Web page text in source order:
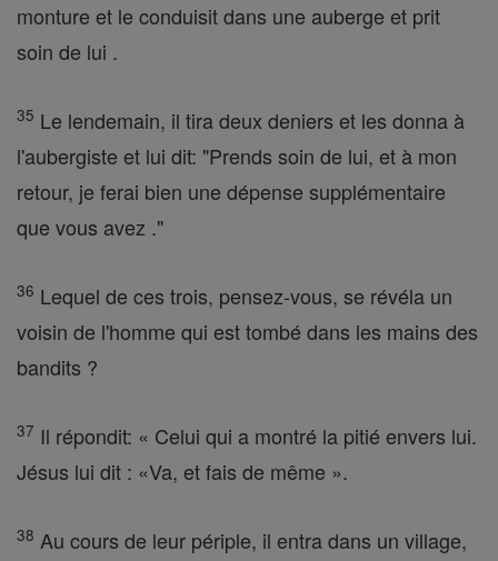
monture et le conduisit dans une auberge et prit
soin de lui .
35 Le lendemain, il tira deux deniers et les donna à
l'aubergiste et lui dit: "Prends soin de lui, et à mon
retour, je ferai bien une dépense supplémentaire
que vous avez ."
36 Lequel de ces trois, pensez-vous, se révéla un
voisin de l'homme qui est tombé dans les mains des
bandits ?
37 Il répondit: « Celui qui a montré la pitié envers lui.
Jésus lui dit : «Va, et fais de même ».
38 Au cours de leur périple, il entra dans un village,